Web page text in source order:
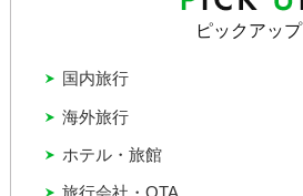
ピックアップ
ホテル・旅館
国内旅行
海外旅行